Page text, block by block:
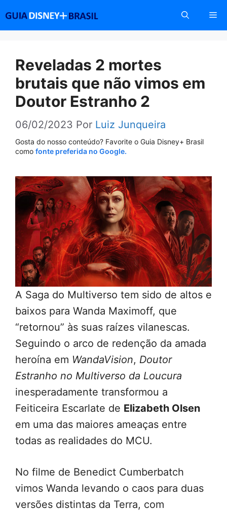
conteúdo
Reveladas 2 mortes
brutais que não vimos em
Doutor Estranho 2
06/02/2023 Por Luiz Junqueira
Gosta do nosso conteúdo? Favorite o Guia Disney+ Brasil
como fonte preferida no Google.
A Saga do Multiverso tem sido de altos e
baixos para Wanda Maximoff, que
“retornou” às suas raízes vilanescas.
Seguindo o arco de redenção da amada
heroína em WandaVision, Doutor
Estranho no Multiverso da Loucura
inesperadamente transformou a
Feiticeira Escarlate de Elizabeth Olsen
em uma das maiores ameaças entre
todas as realidades do MCU.
No filme de Benedict Cumberbatch
vimos Wanda levando o caos para duas
versões distintas da Terra, com